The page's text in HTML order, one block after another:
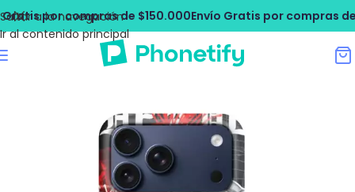
Saltar a la navegación
Ir al contenido principal
por compras de $150.000Envío Gratis por compras de